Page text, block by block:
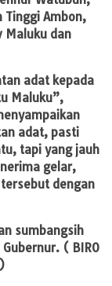
Tinggi Ambon,
Maluku dan
adat kepada
Maluku”,
adat, pasti
tapi yang jauh
gelar,
dengan
sumbangsih
( BIRO